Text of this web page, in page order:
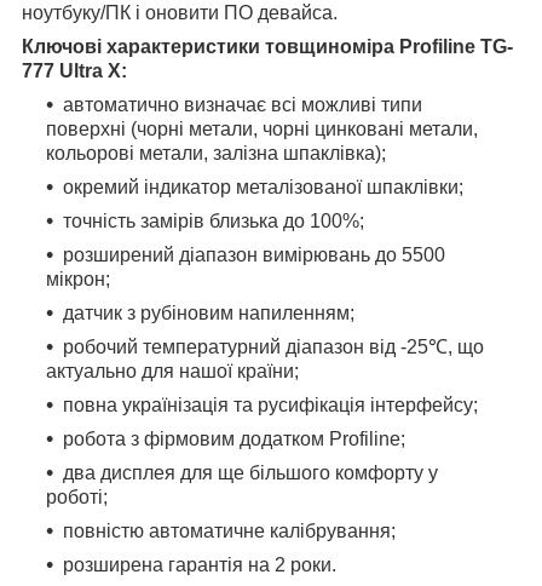
ноутбуку/ПК і оновити ПО девайса.
Ключові характеристики товщиноміра Profiline TG-
777 Ultra X:
автоматично визначає всі можливі типи
поверхні (чорні метали, чорні цинковані метали,
кольорові метали, залізна шпаклівка);
окремий індикатор металізованої шпаклівки;
точність замірів близька до 100%;
розширений діапазон вимірювань до 5500
мікрон;
датчик з рубіновим напиленням;
робочий температурний діапазон від -25℃, що
актуально для нашої країни;
повна українізація та русифікація інтерфейсу;
робота з фірмовим додатком Profiline;
два дисплея для ще більшого комфорту у
роботі;
повністю автоматичне калібрування;
розширена гарантія на 2 роки.